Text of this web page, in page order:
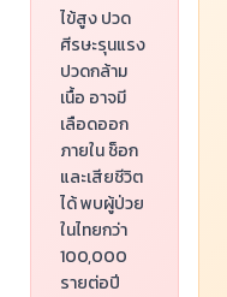
ไข้สูง ปวด
ศีรษะรุนแรง
ปวดกล้าม
เนื้อ อาจมี
เลือดออก
ภายใน ช็อก
และเสียชีวิต
ได้ พบผู้ป่วย
ในไทยกว่า
100,000
รายต่อปี